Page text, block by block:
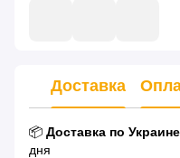
Доставка
📦 Доставка по
дня